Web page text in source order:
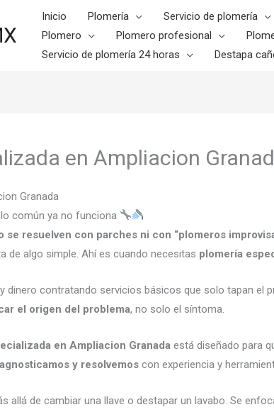
Inicio Plomería Servicio de plomería
Plomero
Plomero profesional
Servicio de plomería 24 horas
Destapa
en Ampliacion
Granada
común ya no funciona
se resuelven con parches ni con “plomeros
de algo simple. Ahí es cuando necesitas plomería
dinero contratando servicios básicos que solo tapan el
el origen del problema, no solo el síntoma.
en Ampliacion Granada está diseñado para
y resolvemos con experiencia y
allá de cambiar una llave o destapar un lavabo. Se